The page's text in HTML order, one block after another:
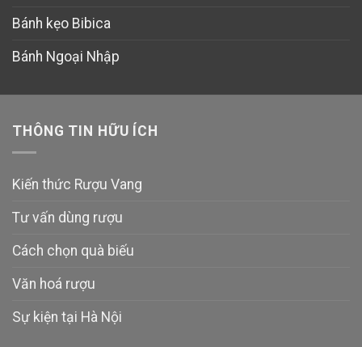
Bánh kẹo Bibica
Bánh Ngoại Nhập
THÔNG TIN HỮU ÍCH
Kiến thức Rượu Vang
Tư vấn dùng rượu
Cách chọn quà biếu
Văn hoá rượu
Sự kiện tại Hà Nội